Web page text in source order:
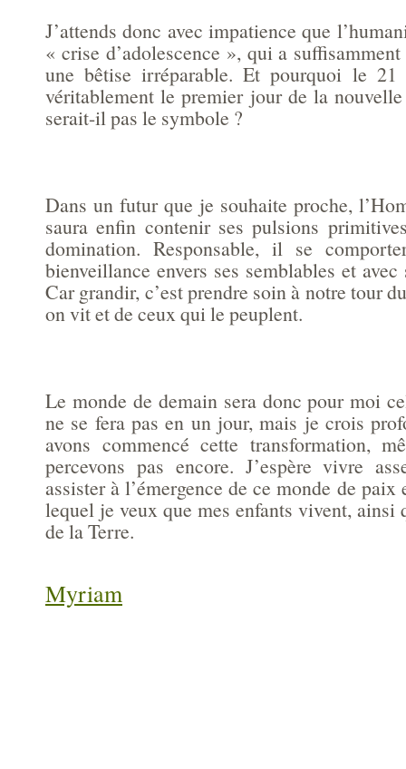
J’attends donc avec impatience que
« crise d’adolescence », qui a
une bêtise irréparable. Et pourquoi le 21
véritablement le premier jour de la nouvelle
serait-il pas le symbole ?
Dans un futur que je souhaite proche,
saura enfin contenir ses pulsions
domination. Responsable, il se
bienveillance envers ses semblables et
Car grandir, c’est prendre soin à notre tour
on vit et de ceux qui le peuplent.
Le monde de demain sera donc pour moi
ne se fera pas en un jour, mais je crois
avons commencé cette transformation,
percevons pas encore. J’espère vivre
assister à l’émergence de ce monde de paix
lequel je veux que mes enfants vivent, ainsi
de la Terre.
Myriam